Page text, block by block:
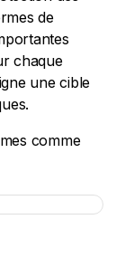
de
chaque
une cible
comme